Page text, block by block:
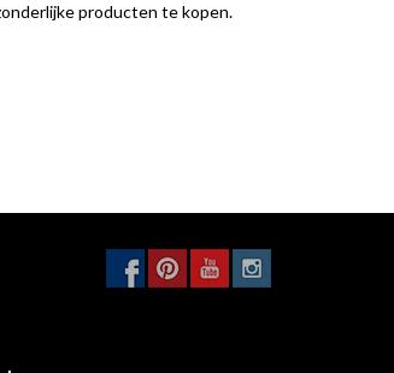
producten te kopen.